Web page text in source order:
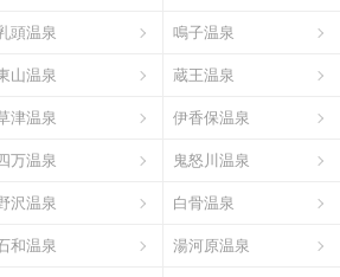
頭温泉 鳴子温泉
山温泉 蔵王温泉
津温泉 伊香保温泉
万温泉 鬼怒川温泉
沢温泉 白骨温泉
和温泉 湯河原温泉